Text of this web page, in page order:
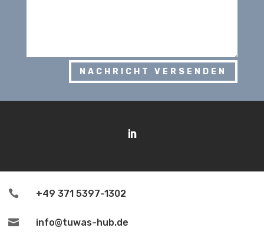
NACHRICHT VERSENDEN
 +49 371 5397-1302
 info@tuwas-hub.de